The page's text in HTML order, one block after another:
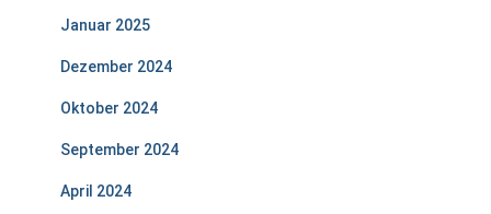
Januar 2025
Dezember 2024
Oktober 2024
September 2024
April 2024